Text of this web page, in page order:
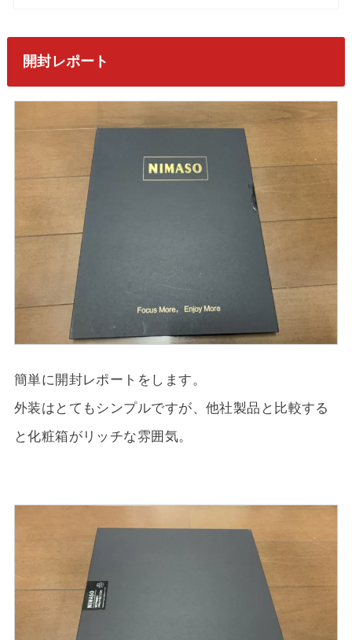
開封レポート
簡単に開封レポートをします。
外装はとてもシンプルですが、他社製品と比較する
と化粧箱がリッチな雰囲気。